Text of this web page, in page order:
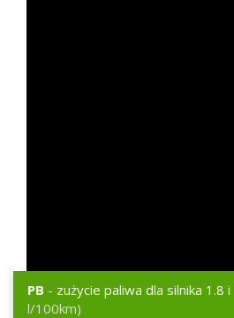
PB - zużycie paliwa dla silnika 1.8
l/100km)